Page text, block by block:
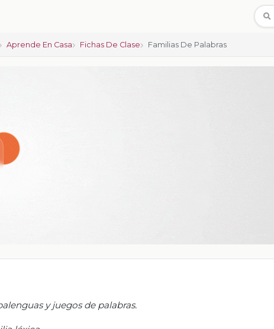
Aprende En Casa Fichas De Clase Familias De Palabras
y juegos de palabras.